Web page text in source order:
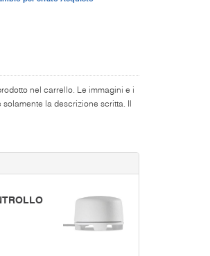
nel carrello. Le immagini e i
la descrizione scritta. Il